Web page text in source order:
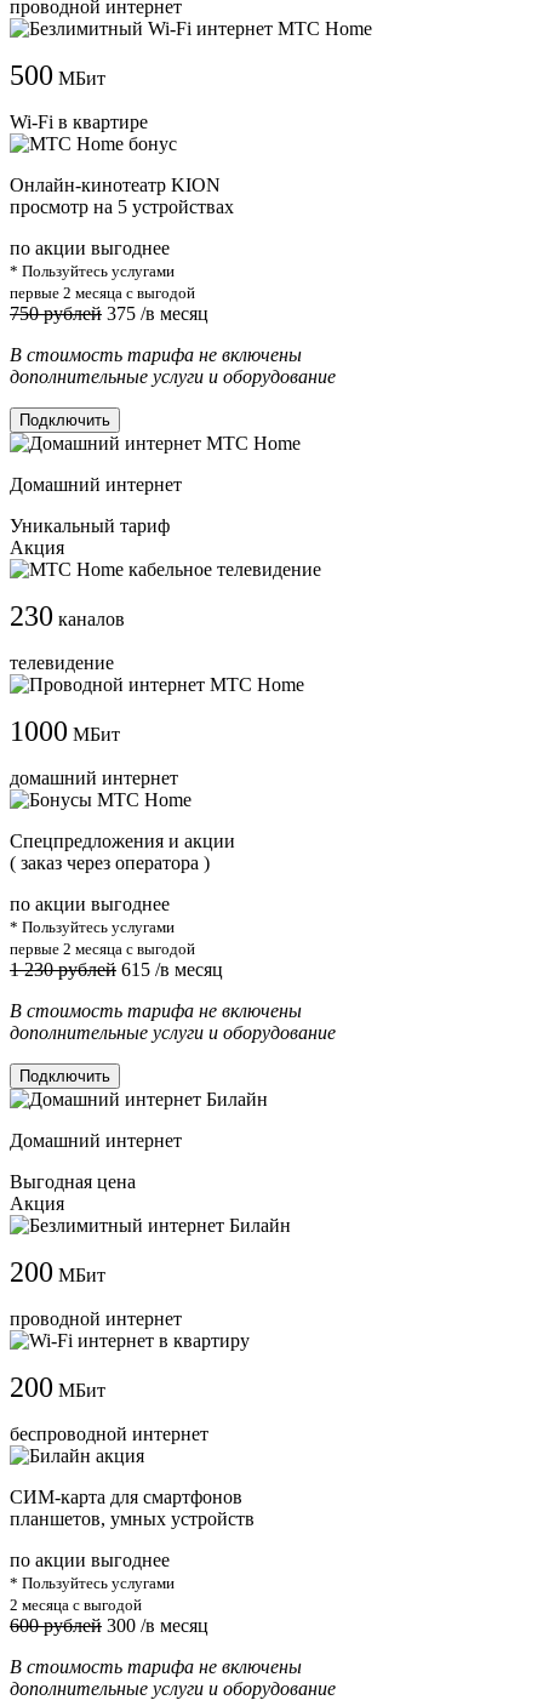
проводной интернет
500 МБит
Wi-Fi в квартире
Онлайн-кинотеатр KION
просмотр на 5 устройствах
по акции выгоднее
* Пользуйтесь услугами
первые 2 месяца с выгодой
750 рублей 375 /в месяц
В стоимость тарифа не включены
дополнительные услуги и оборудование
Подключить
Домашний интернет
Уникальный тариф
Акция
230 каналов
телевидение
1000 МБит
домашний интернет
Cпецпредложения и акции
( заказ через оператора )
по акции выгоднее
* Пользуйтесь услугами
первые 2 месяца с выгодой
1 230 рублей 615 /в месяц
В стоимость тарифа не включены
дополнительные услуги и оборудование
Подключить
Домашний интернет
Выгодная цена
Акция
200 МБит
проводной интернет
200 МБит
беспроводной интернет
СИМ-карта для смартфонов
планшетов, умных устройств
по акции выгоднее
* Пользуйтесь услугами
2 месяца с выгодой
600 рублей 300 /в месяц
В стоимость тарифа не включены
дополнительные услуги и оборудование